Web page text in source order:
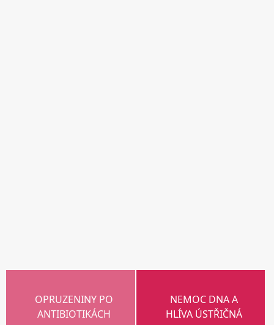
OPRUZENINY PO
ANTIBIOTIKÁCH
NEMOC DNA A
HLÍVA ÚSTŘIČNÁ